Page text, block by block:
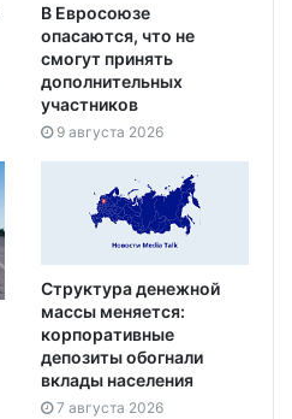
В Евросоюзе
опасаются, что не
смогут принять
дополнительных
участников
9 августа 2026
Структура денежной
массы меняется:
корпоративные
депозиты обогнали
вклады населения
7 августа 2026